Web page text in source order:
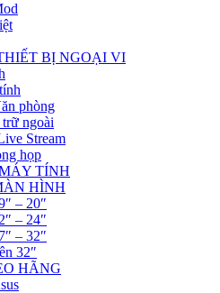
BỊ NGOẠI VI
phòng
ngoài
Stream
họp
TÍNH
HÌNH
– 20″
– 24″
– 32″
32″
HÃNG